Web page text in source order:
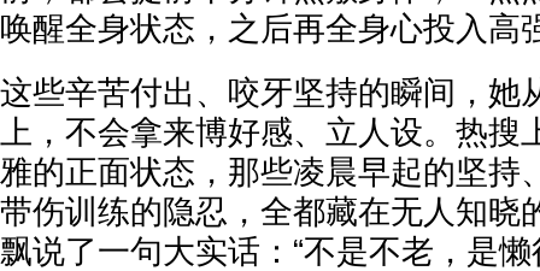
唤醒全身状态，之后再全身心投入高
这些辛苦付出、咬牙坚持的瞬间，她
上，不会拿来博好感、立人设。热搜
雅的正面状态，那些凌晨早起的坚持
带伤训练的隐忍，全都藏在无人知晓
飘说了一句大实话：“不是不老，是